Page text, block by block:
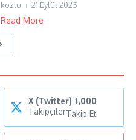
kozlu 21 Eylül 2025
Read More
X (Twitter) 1,000
TakipçilerTakip Et